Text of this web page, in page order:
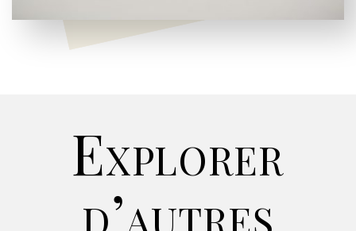
Explorer
d’autres